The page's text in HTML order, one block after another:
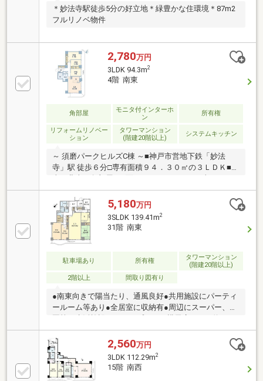
＊妙法寺駅徒歩5分の好立地＊緑豊かな住環境＊87m2
フルリノベ物件
2,780万円
3LDK 94.3m2
4階 南東
角部屋
モニタ付インターホ
ン
所有権
リフォームリノベー
ション
タワーマンション
(階建20階以上)
システムキッチン
～ 須磨パークヒルズC棟 ～■神戸市営地下鉄「妙法
寺」駅 徒歩６分□専有面積９４．３０㎡の３ＬＤＫ■東
通風良好■エレベーター全階停止□２０２６年４月リフ
ォーム完成・システムキッチン 交換・浴室 交換・洗面
化粧台 交換・トイレ 交換・床カーペット張替え・建具
交換・全室クロス張替え
5,180万円
3SLDK 139.41m2
31階 南東
駐車場あり 所有権
タワーマンション
(階建20階以上)
2階以上
間取り図有り
●南東向きで陽当たり、通風良好●共用施設にパーティ
ールーム等あり●全居室に収納有●周辺にスーパー、公
０ｍ（徒歩約９分）ラ・ムー北須磨店・・・約８６０
ｍ（徒歩約１１分）ローソン妙法寺駅店・・・約５５
０ｍ（徒歩約７分）スギドラッグ須磨北店・・・約７
８０ｍ（徒歩約１０分）神戸市立南落合小学校・・・
約６１０ｍ（徒歩約８分）神戸市立友が丘中学
2,560万円
3LDK 112.29m2
15階 南西